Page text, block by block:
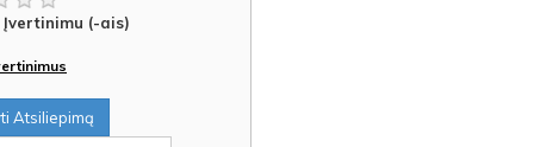
Įvertinimu (-ais)
Atsiliepimą